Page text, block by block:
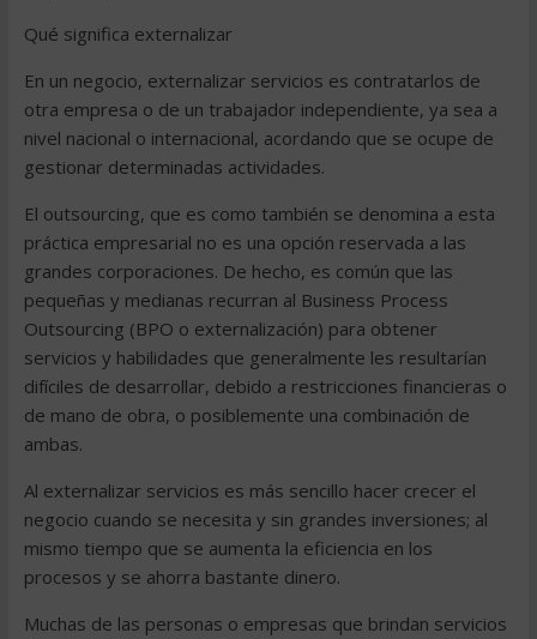
Qué significa externalizar
En un negocio, externalizar servicios es contratarlos de
otra empresa o de un trabajador independiente, ya sea a
nivel nacional o internacional, acordando que se ocupe de
gestionar determinadas actividades.
El outsourcing, que es como también se denomina a esta
práctica empresarial no es una opción reservada a las
grandes corporaciones. De hecho, es común que las
pequeñas y medianas recurran al Business Process
Outsourcing (BPO o externalización) para obtener
servicios y habilidades que generalmente les resultarían
difíciles de desarrollar, debido a restricciones financieras o
de mano de obra, o posiblemente una combinación de
ambas.
Al externalizar servicios es más sencillo hacer crecer el
negocio cuando se necesita y sin grandes inversiones; al
mismo tiempo que se aumenta la eficiencia en los
procesos y se ahorra bastante dinero.
Muchas de las personas o empresas que brindan servicios